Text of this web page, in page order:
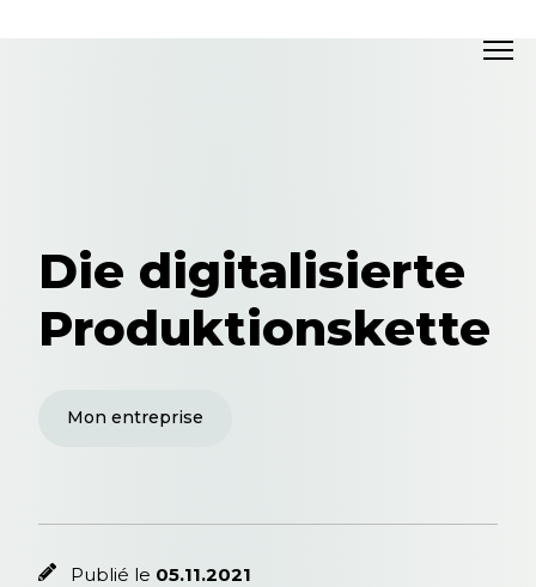
Die digitalisierte
Produktionskette
Mon entreprise
Publié le 05.11.2021